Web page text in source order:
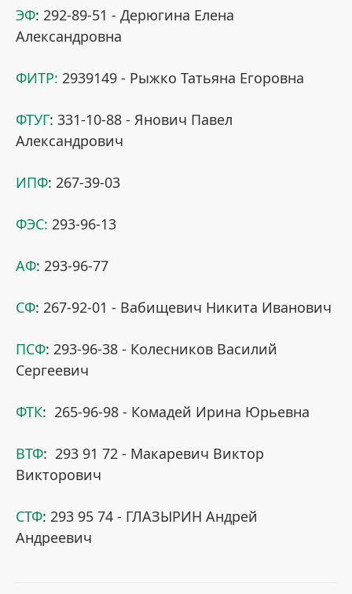
ЭФ: 292-89-51 - Дерюгина Елена
Александровна
ФИТР: 2939149 - Рыжко Татьяна Егоровна
ФТУГ: 331-10-88 - Янович Павел
Александрович
ИПФ: 267-39-03
ФЭС: 293-96-13
АФ: 293-96-77
СФ: 267-92-01 - Вабищевич Никита Иванович
ПСФ: 293-96-38 - Колесников Василий
Сергеевич
ФТК: 265-96-98 - Комадей Ирина Юрьевна
ВТФ: 293 91 72 - Макаревич Виктор
Викторович
СТФ: 293 95 74 - ГЛАЗЫРИН Андрей
Андреевич